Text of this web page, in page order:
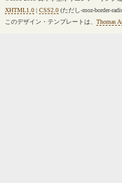
XHTML1.0 | CSS2.0 (ただし-moz-border-
このデザイン・テンプレートは、 Thomas